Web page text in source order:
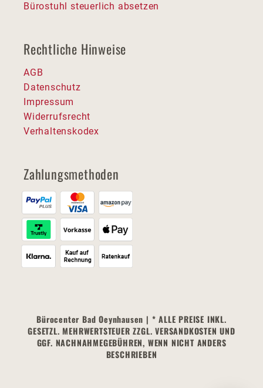
Bürostuhl steuerlich absetzen
Rechtliche Hinweise
AGB
Datenschutz
Impressum
Widerrufsrecht
Verhaltenskodex
Zahlungsmethoden
Bürocenter Bad Oeynhausen | * ALLE PREISE INKL.
GESETZL. MEHRWERTSTEUER ZZGL. VERSANDKOSTEN UND
GGF. NACHNAHMEGEBÜHREN, WENN NICHT ANDERS
BESCHRIEBEN